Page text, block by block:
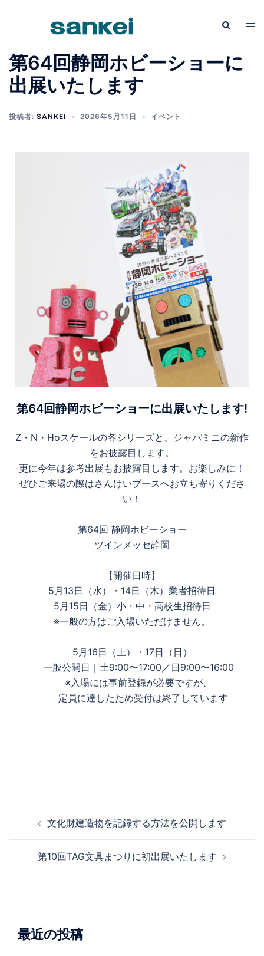
第64回静岡ホビーショーに
出展いたします
投稿者: SANKEI 2026年5月11日 イベント
第64回静岡ホビーショーに出展いたします!
Z・N・Hoスケールの各シリーズと、ジャパミニの新作
をお披露目します。
更に今年は参考出展もお披露目します。お楽しみに！
ぜひご来場の際はさんけいブースへお立ち寄りくださ
い！
第64回 静岡ホビーショー
ツインメッセ静岡
【開催日時】
5月13日（水）・14日（木）業者招待日
5月15日（金）小・中・高校生招待日
※一般の方はご入場いただけません。
5月16日（土）・17日（日）
一般公開日｜土9:00〜17:00／日9:00〜16:00
※入場には事前登録が必要ですが、
定員に達したため受付は終了しています
文化財建造物を記録する方法を公開します
第10回TAG文具まつりに初出展いたします
最近の投稿